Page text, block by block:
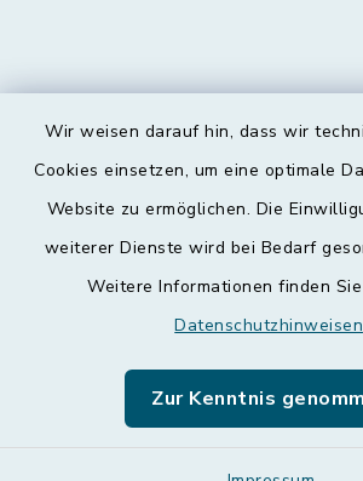
Wir weisen darauf hin, dass wir
Cookies einsetzen, um eine optimale
Website zu ermöglichen. Die
weiterer Dienste wird bei Bedarf
Weitere Informationen finden
Datenschutzhinweisen
Zur Kenntnis
Kontakt
Datenschutz
Leichte Sprache